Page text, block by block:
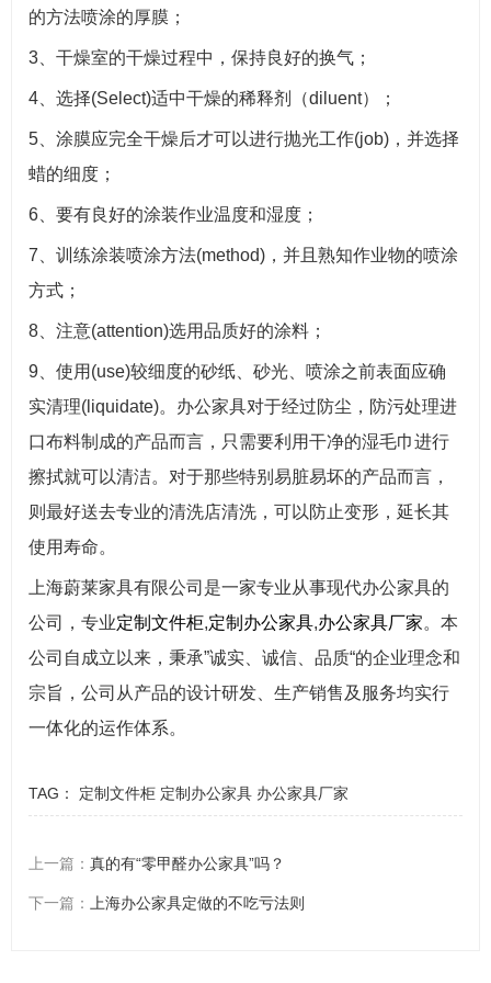
的方法喷涂的厚膜；
3、干燥室的干燥过程中，保持良好的换气；
4、选择(Select)适中干燥的稀释剂（diluent）；
5、涂膜应完全干燥后才可以进行抛光工作(job)，并选择
蜡的细度；
6、要有良好的涂装作业温度和湿度；
7、训练涂装喷涂方法(method)，并且熟知作业物的喷涂
方式；
8、注意(attention)选用品质好的涂料；
9、使用(use)较细度的砂纸、砂光、喷涂之前表面应确
实清理(liquidate)。办公家具对于经过防尘，防污处理进
口布料制成的产品而言，只需要利用干净的湿毛巾进行
擦拭就可以清洁。对于那些特别易脏易坏的产品而言，
则最好送去专业的清洗店清洗，可以防止变形，延长其
使用寿命。
上海蔚莱家具有限公司是一家专业从事现代办公家具的
公司，专业定制文件柜,定制办公家具,办公家具厂家。本
公司自成立以来，秉承”诚实、诚信、品质“的企业理念和
宗旨，公司从产品的设计研发、生产销售及服务均实行
一体化的运作体系。
TAG： 定制文件柜 定制办公家具 办公家具厂家
上一篇： 真的有“零甲醛办公家具”吗？
下一篇： 上海办公家具定做的不吃亏法则